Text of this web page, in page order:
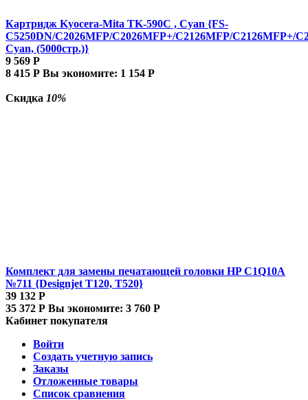
Картридж Kyocera-Mita TK-590C , Cyan {FS-
C5250DN/C2026MFP/C2026MFP+/C2126MFP/C2126MFP+/
Cyan, (5000стр.)}
9 569 Р
8 415 Р Вы экономите: 1 154 Р
Скидка 10%
Комплект для замены печатающей головки HP C1Q10A
№711 {Designjet T120, T520}
39 132 Р
35 372 Р Вы экономите: 3 760 Р
Кабинет покупателя
Войти
Создать учетную запись
Заказы
Отложенные товары
Список сравнения